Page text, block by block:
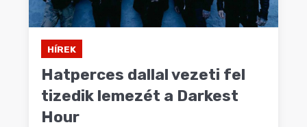
HÍREK
Hatperces dallal vezeti fel
tizedik lemezét a Darkest
Hour